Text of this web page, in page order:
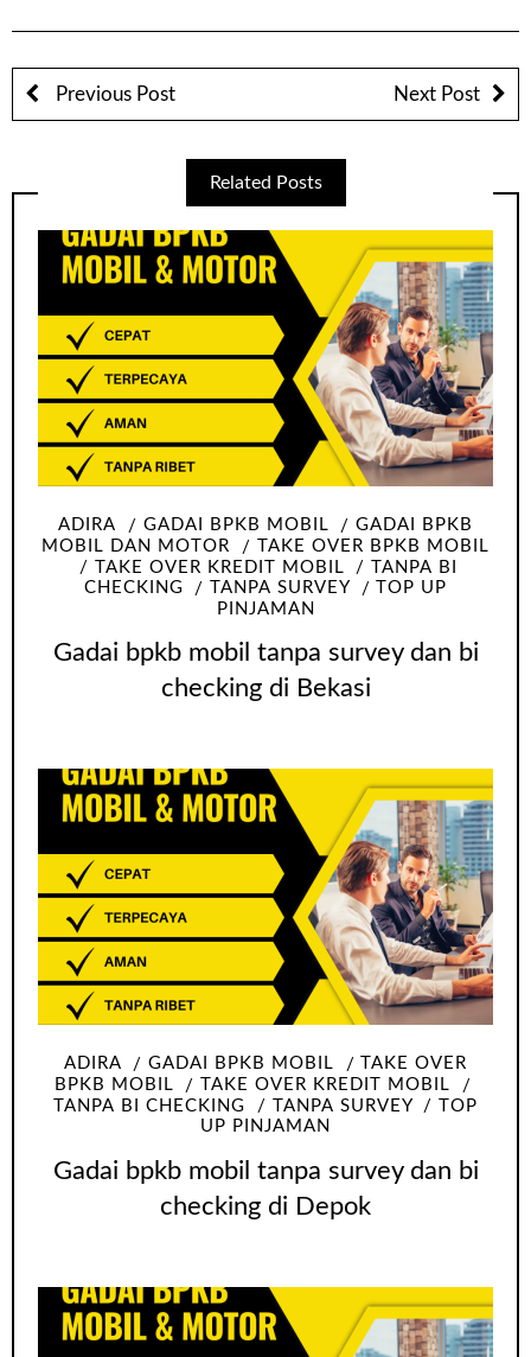
Previous Post Next Post
Related Posts
ADIRA GADAI BPKB MOBIL
GADAI BPKB
MOBIL DAN MOTOR
TAKE OVER BPKB MOBIL
TAKE OVER KREDIT MOBIL
TANPA BI
CHECKING
TANPA SURVEY
TOP UP
PINJAMAN
Gadai bpkb mobil tanpa survey dan bi
checking di Bekasi
ADIRA GADAI BPKB MOBIL
TAKE OVER
BPKB MOBIL
TAKE OVER KREDIT MOBIL
TANPA BI CHECKING
TANPA SURVEY
TOP
UP PINJAMAN
Gadai bpkb mobil tanpa survey dan bi
checking di Depok